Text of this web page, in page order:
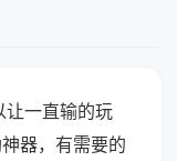
让一直输的玩
器，有需要的